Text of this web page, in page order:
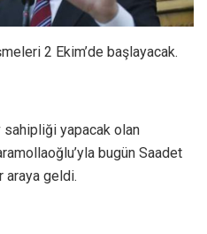
2 Ekim’de başlayacak.
sahipliği yapacak olan
bugün Saadet
araya geldi.